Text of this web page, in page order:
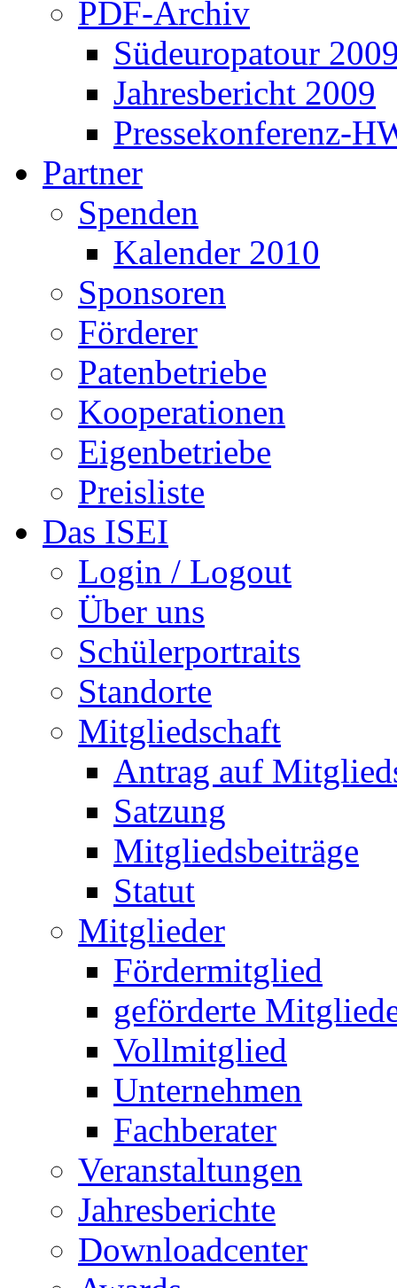
PDF-Archiv
Südeuropatour
Jahresbericht 2009
Pressekonferenz-
Partner
Spenden
Kalender 2010
Sponsoren
Förderer
Patenbetriebe
Kooperationen
Eigenbetriebe
Preisliste
Das ISEI
Login / Logout
Über uns
Schülerportraits
Standorte
Mitgliedschaft
Antrag auf
Satzung
Mitgliedsbeiträge
Statut
Mitglieder
Fördermitglied
geförderte
Vollmitglied
Unternehmen
Fachberater
Veranstaltungen
Jahresberichte
Downloadcenter